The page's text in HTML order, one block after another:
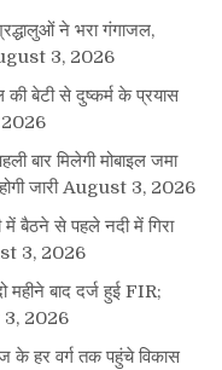
ने भरा गंगाजल,
3, 2026
की बेटी से दुष्कर्म के प्रयास
बार मिलेगी मोबाइल जमा
जारी August 3, 2026
में बैठने से पहले नदी में गिरा
3, 2026
महीने बाद दर्ज हुई FIR;
2026
हर वर्ग तक पहुंचे विकास